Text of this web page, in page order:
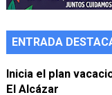
ENTRADA
Inicia el plan
El Alcázar